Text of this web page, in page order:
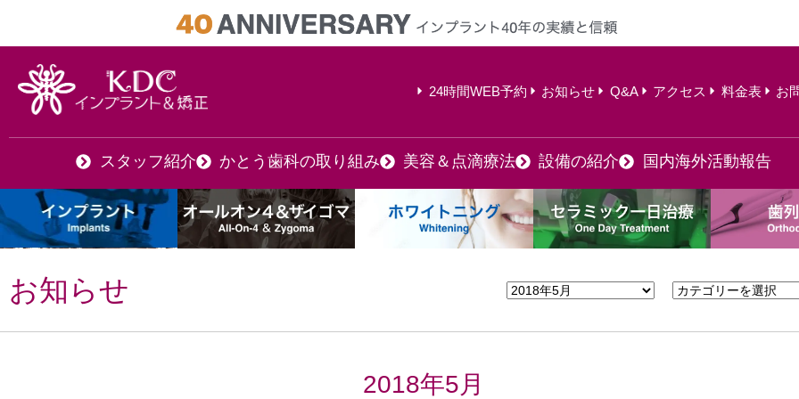
24時間WEB予約 お知らせ Q&A アクセス 料金表 お
スタッフ紹介 かとう歯科の取り組み 美容＆点滴療法 設備の紹介 国内海外活動報告
お知らせ
2018年5月